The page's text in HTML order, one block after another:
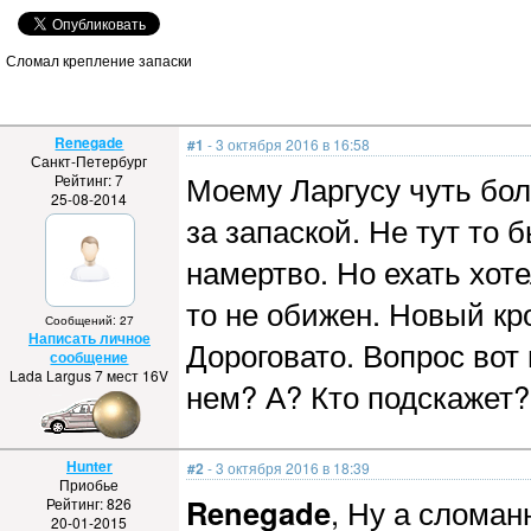
Сломал крепление запаски
Renegade
Санкт-Петербург
Рейтинг: 7
25-08-2014
Сообщений: 27
Написать личное
сообщение
Lada Largus 7 мест 16V
#1 - 3 октября 2016 в 16:58
Моему Ларгусу чуть
за запаской. Не тут то
намертво. Но ехать
то не обижен. Новый
Дороговато. Вопрос
нем? А? Кто
Hunter
Приобье
Рейтинг: 826
20-01-2015
#2 - 3 октября 2016 в 18:39
Renegade, Ну а